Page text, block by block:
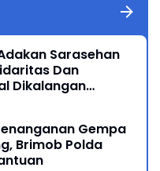
Sarasehan
Dan
Dikalangan
Gempa
Brimob Polda